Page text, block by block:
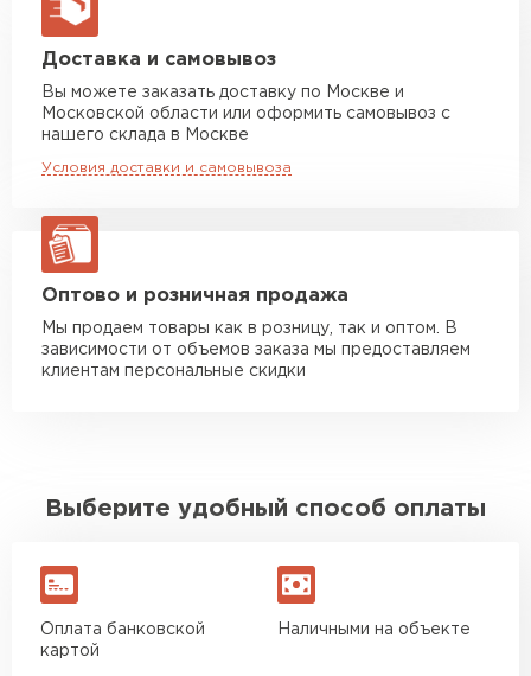
макс. длина груза 13,5 м
Манипулятор до 5 тн
Манипулятор до 10 тн
макс. длина груза 8 м
макс. длина груза 13,5 м
ЗАКАЗАТЬ С ДОСТАВКОЙ
Доставка и самовывоз
Вы можете заказать доставку по Москве и
Московской области или оформить самовывоз с
нашего склада в Москве
Условия доставки и самовывоза
Оптово и розничная продажа
Мы продаем товары как в розницу, так и оптом. В
зависимости от объемов заказа мы предоставляем
клиентам персональные скидки
Выберите удобный способ оплаты
Оплата банковской
картой
Наличными на объекте